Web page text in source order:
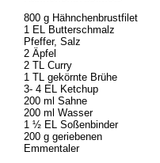
800 g Hähnchenbrustfilet
1 EL Butterschmalz
Pfeffer, Salz
2 Äpfel
2 TL Curry
1 TL gekörnte Brühe
3- 4 EL Ketchup
200 ml Sahne
200 ml Wasser
1 ½ EL Soßenbinder
200 g geriebenen
Emmentaler